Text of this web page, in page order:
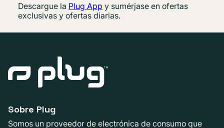
Descargue la Plug App y sumérjase en ofertas
exclusivas y ofertas diarias.
Sobre Plug
Somos un proveedor de electrónica de consumo que